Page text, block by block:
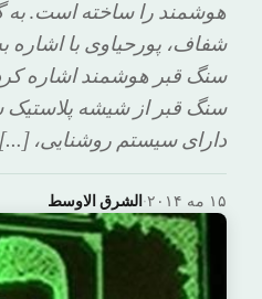
هوشمند را ساخته است.
شفاف، پورحیاوی با اشاره
سنگ قبر هوشمند اشاره
سنگ قبر از شیشه
دارای سیستم روشنایی، […]
الشرق الاوسط· ۱۵ مه ۲۰۱۴